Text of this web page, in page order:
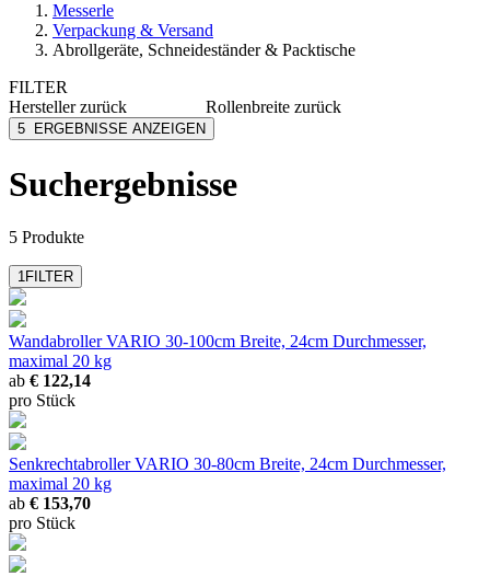
Messerle
Verpackung & Versand
Abrollgeräte, Schneideständer & Packtische
FILTER
Herstellerzurück
Hüdig+Rocholz
Rollenbreite zurück
600
5 ERGEBNISSE ANZEIGEN
Suchergebnisse
5 Produkte
1FILTER
Wandabroller VARIO 30-100cm Breite, 24cm Durchmesser,
maximal 20 kg
ab € 122,14
pro Stück
Senkrechtabroller VARIO 30-80cm Breite, 24cm Durchmesser,
maximal 20 kg
ab € 153,70
pro Stück